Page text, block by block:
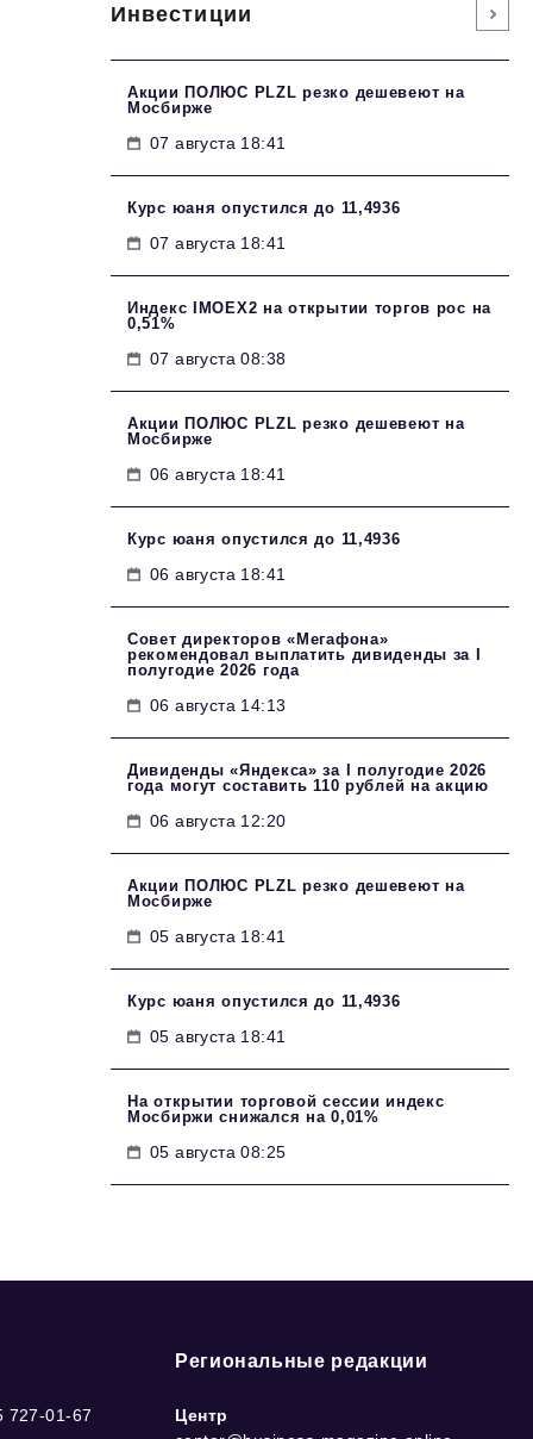
Инвестиции
Акции ПОЛЮС PLZL резко дешевеют на
Мосбирже
07 августа 18:41
Курс юаня опустился до 11,4936
07 августа 18:41
Индекс IMOEX2 на открытии торгов рос на
0,51%
07 августа 08:38
Акции ПОЛЮС PLZL резко дешевеют на
Мосбирже
06 августа 18:41
Курс юаня опустился до 11,4936
06 августа 18:41
Совет директоров «Мегафона»
рекомендовал выплатить дивиденды за I
полугодие 2026 года
06 августа 14:13
Дивиденды «Яндекса» за I полугодие 2026
года могут составить 110 рублей на акцию
06 августа 12:20
Акции ПОЛЮС PLZL резко дешевеют на
Мосбирже
05 августа 18:41
Курс юаня опустился до 11,4936
05 августа 18:41
На открытии торговой сессии индекс
Мосбиржи снижался на 0,01%
05 августа 08:25
727-01-67
Региональные редакции
Центр